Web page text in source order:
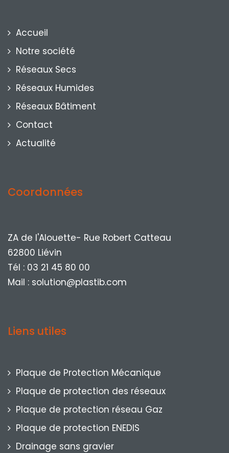
Accueil
Notre société
Réseaux Secs
Réseaux Humides
Réseaux Bâtiment
Contact
Actualité
Coordonnées
ZA de l'Alouette- Rue Robert Catteau
62800 Liévin
Tél : 03 21 45 80 00
Mail : solution@plastib.com
Liens utiles
Plaque de Protection Mécanique
Plaque de protection des réseaux
Plaque de protection réseau Gaz
Plaque de protection ENEDIS
Drainage sans gravier